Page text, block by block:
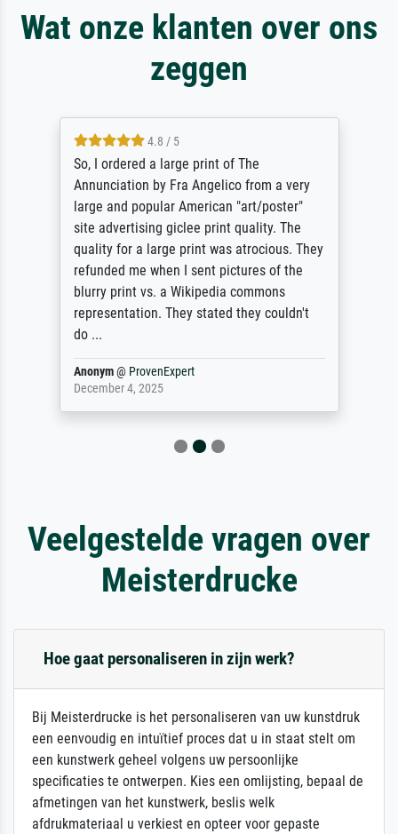
Wat onze klanten over ons
zeggen
4.8 / 5
So, I ordered a large print of The
Annunciation by Fra Angelico from a very
large and popular American "art/poster"
site advertising giclee print quality. The
quality for a large print was atrocious. They
refunded me when I sent pictures of the
blurry print vs. a Wikipedia commons
representation. They stated they couldn't
do ...
Anonym@ ProvenExpert
December 4, 2025
Veelgestelde vragen over
Meisterdrucke
Hoe gaat personaliseren in zijn werk?
Bij Meisterdrucke is het personaliseren van uw kunstdruk
een eenvoudig en intuïtief proces dat u in staat stelt om
een kunstwerk geheel volgens uw persoonlijke
specificaties te ontwerpen. Kies een omlijsting, bepaal de
afmetingen van het kunstwerk, beslis welk
afdrukmateriaal u verkiest en opteer voor gepaste